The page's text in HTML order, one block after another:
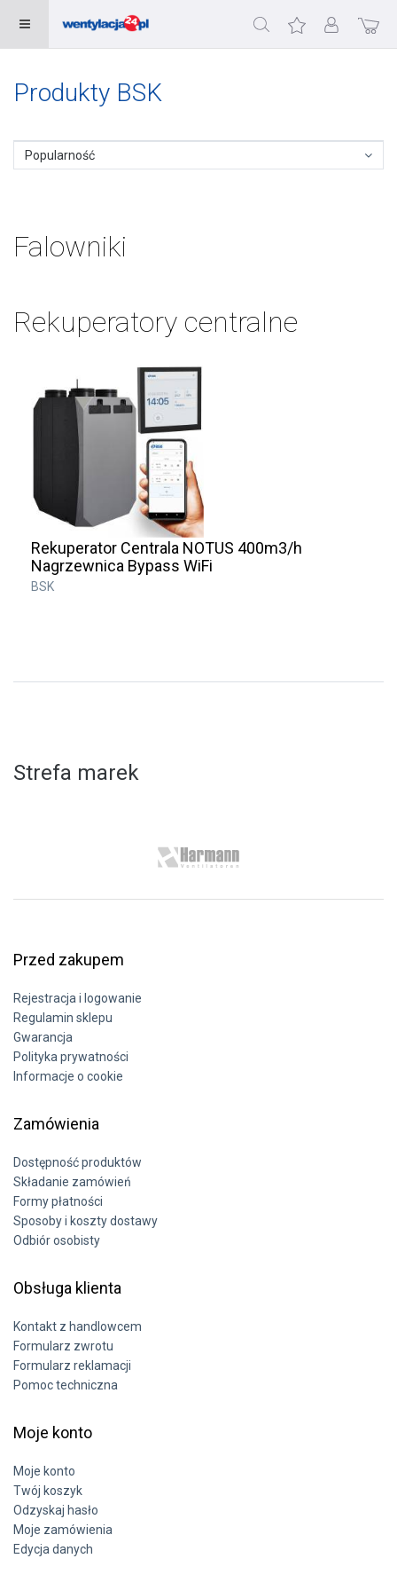
Produkty BSK
Popularność
Falowniki
Rekuperatory centralne
Rekuperator Centrala NOTUS 400m3/h
Nagrzewnica Bypass WiFi
BSK
Strefa marek
Przed zakupem
Rejestracja i logowanie
Regulamin sklepu
Gwarancja
Polityka prywatności
Informacje o cookie
Zamówienia
Dostępność produktów
Składanie zamówień
Formy płatności
Sposoby i koszty dostawy
Odbiór osobisty
Obsługa klienta
Kontakt z handlowcem
Formularz zwrotu
Formularz reklamacji
Pomoc techniczna
Moje konto
Moje konto
Twój koszyk
Odzyskaj hasło
Moje zamówienia
Edycja danych